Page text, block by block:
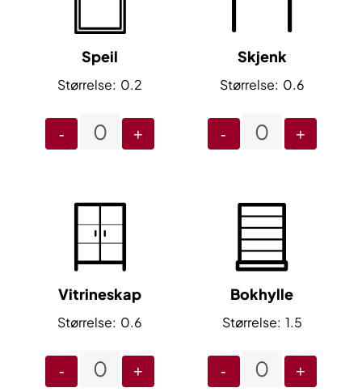
Speil
0.2
- +
Skjenk
0.6
- +
Vitrineskap
0.6
- +
Bokhylle
1.5
- +